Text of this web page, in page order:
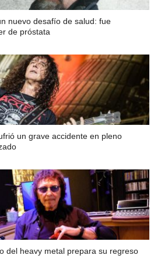
nuevo desafío de salud: fue
de próstata
un grave accidente en pleno
del heavy metal prepara su regreso